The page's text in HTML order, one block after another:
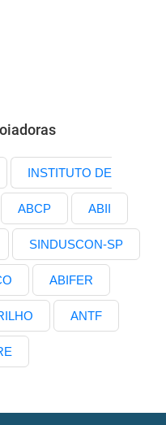
INSTITUTO DE
ABCP ABII
SINDUSCON-SP
ABIFER
ANTF